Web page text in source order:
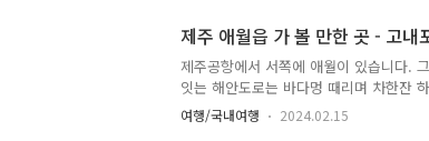
길로 걸어봅니다.인공호수를 바라보는
반대편에 큰 무대가 있네요. 연주회를
뷰를 한 번 볼게요.
제주 애월읍 가 볼 만한 곳 - 고내
제주공항에서 서쪽에 애월이 있습니다.
잇는 해안도로는 바다멍 때리며 차한잔
향 고내를 소개할게요. 고내포구와 남뚜
에서 바라본 남뚜리를 산책합니다. ​ 촬영
여행/국내여행 2024.02.15